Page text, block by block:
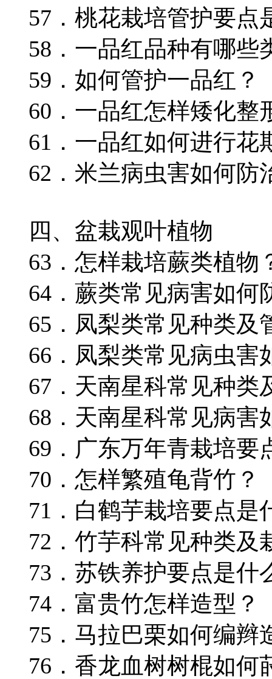
57．桃花栽培管护要点
58．一品红品种有哪些
59．如何管护一品红？
60．一品红怎样矮化整
61．一品红如何进行花
62．米兰病虫害如何防
四、盆栽观叶植物
63．怎样栽培蕨类植物
64．蕨类常见病害如何
65．凤梨类常见种类及
66．凤梨类常见病虫害
67．天南星科常见种类
68．天南星科常见病害
69．广东万年青栽培要
70．怎样繁殖龟背竹？
71．白鹤芋栽培要点是
72．竹芋科常见种类及
73．苏铁养护要点是什
74．富贵竹怎样造型？
75．马拉巴栗如何编辫
76．香龙血树树棍如何